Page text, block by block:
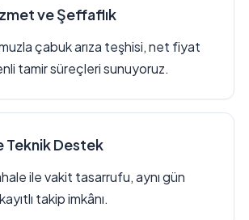
ve Şeffaflık
çabuk arıza teşhisi, net fiyat
tamir süreçleri sunuyoruz.
Teknik Destek
ile vakit tasarrufu, aynı gün
takip imkânı.